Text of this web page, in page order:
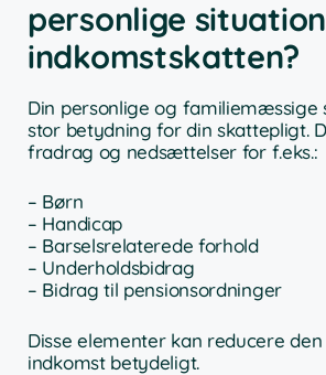
personlige situation
indkomstskatten?
Din personlige og familiemæssige
stor betydning for din skattepligt.
fradrag og nedsættelser for f.eks.:
– Børn
– Handicap
– Barselsrelaterede forhold
– Underholdsbidrag
– Bidrag til pensionsordninger
Disse elementer kan reducere
indkomst betydeligt.